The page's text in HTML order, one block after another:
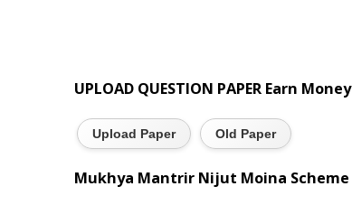
UPLOAD QUESTION PAPER Earn Money
Upload Paper Old Paper
Mukhya Mantrir Nijut Moina Scheme